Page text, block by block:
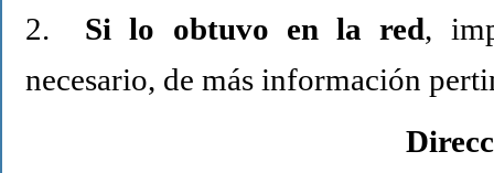
2. Si lo obtuvo en la red,
necesario, de más información